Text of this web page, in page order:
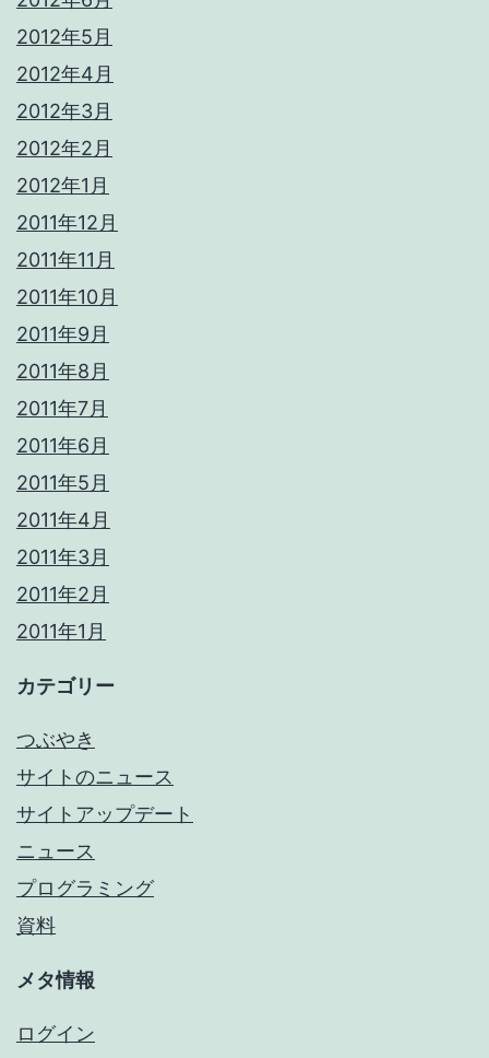
2012年5月
2012年4月
2012年3月
2012年2月
2012年1月
2011年12月
2011年11月
2011年10月
2011年9月
2011年8月
2011年7月
2011年6月
2011年5月
2011年4月
2011年3月
2011年2月
2011年1月
カテゴリー
つぶやき
サイトのニュース
サイトアップデート
ニュース
プログラミング
資料
メタ情報
ログイン